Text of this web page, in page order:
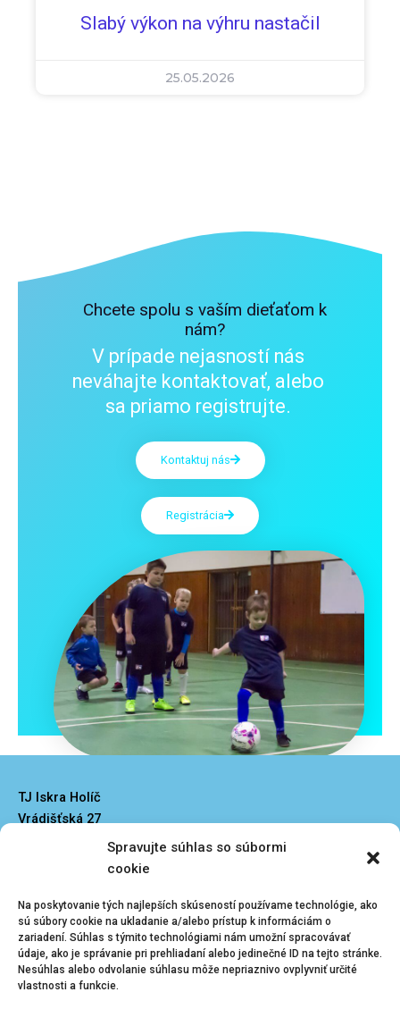
Spravujte súhlas so súbormi
cookie
Na poskytovanie tých najlepších skúseností používame technológie, ako
sú súbory cookie na ukladanie a/alebo prístup k informáciám o
zariadení. Súhlas s týmito technológiami nám umožní spracovávať
údaje, ako je správanie pri prehliadaní alebo jedinečné ID na tejto stránke.
Nesúhlas alebo odvolanie súhlasu môže nepriaznivo ovplyvniť určité
vlastnosti a funkcie.
Slabý výkon na výhru nastačil
25.05.2026
Chcete spolu s vaším dieťaťom k
nám?
V prípade nejasností nás
neváhajte kontaktovať, alebo
sa priamo registrujte.
Kontaktuj nás
Registrácia
TJ Iskra Holíč
Vrádišťská 27
iskraholic@iskraholic.sk
Kliknutím prijmete